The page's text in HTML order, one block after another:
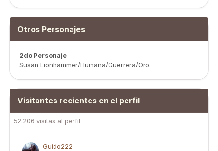
Otros Personajes
2do Personaje
Susan Lionhammer/Humana/Guerrera/Oro.
Visitantes recientes en el perfil
52.206 visitas al perfil
Guido222